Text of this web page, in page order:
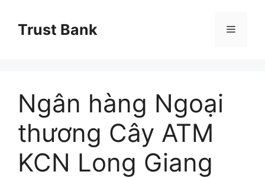
Trust Bank Menu
Ngân hàng Ngoại
thương Cây ATM
KCN Long Giang